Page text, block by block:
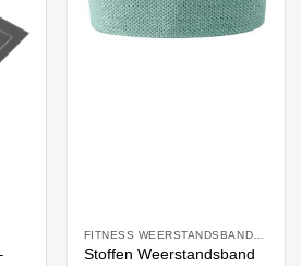
FITNESS WEERSTANDSBANDEN
Stoffen Weerstandsband